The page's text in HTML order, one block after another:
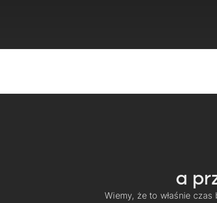
a
Wiemy, że to właśnie